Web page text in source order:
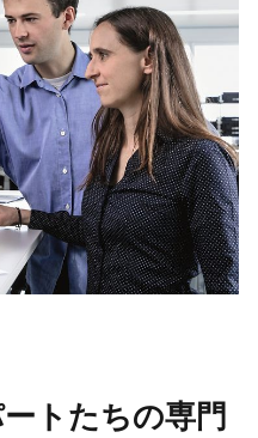
トたちの専門